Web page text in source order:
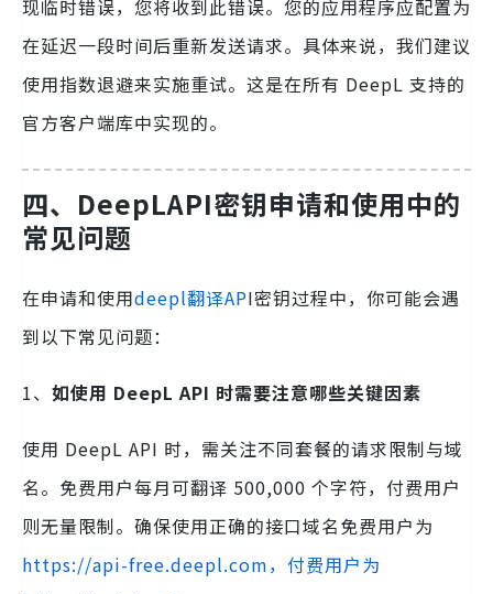
现临时错误，您将收到此错误。您的应用程序应配置为
在延迟一段时间后重新发送请求。具体来说，我们建议
使用指数退避来实施重试。这是在所有 DeepL 支持的
官方客户端库中实现的。
四、 DeepLAPI密钥申请和使用中的
常见问题
在申请和使用deepl翻译API密钥过程中，你可能会遇
到以下常见问题：
1、 如使用 DeepL API 时需要注意哪些关键因素
使用 DeepL API 时，需关注不同套餐的请求限制与域
名。免费用户每月可翻译 500,000 个字符，付费用户
则无量限制。确保使用正确的接口域名免费用户为
https://api-free.deepl.com，付费用户为